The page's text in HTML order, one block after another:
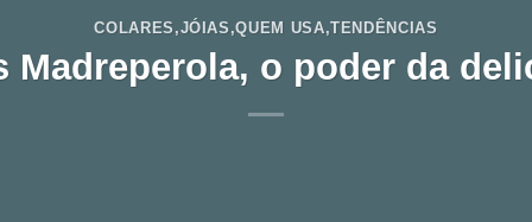
COLARES ,JÓIAS ,QUEM USA,TENDÊNCIAS
Madreperola, o poder da